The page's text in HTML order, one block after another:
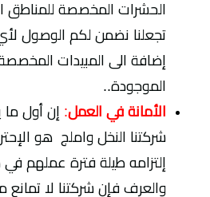
الحشرات المخصصة للمناطق
تجعلنا نضمن لكم الوصول
إضافة الى المبيدات
الموجودة..
الأمانة في العمل: إن أول
شركتنا النخل واملج هو
إلتزامه طيلة فترة عملهم في
والعرف فإن شركتنا لا